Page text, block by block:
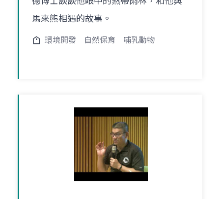
馬來熊相遇的故事。
環境開發 自然保育 哺乳動物